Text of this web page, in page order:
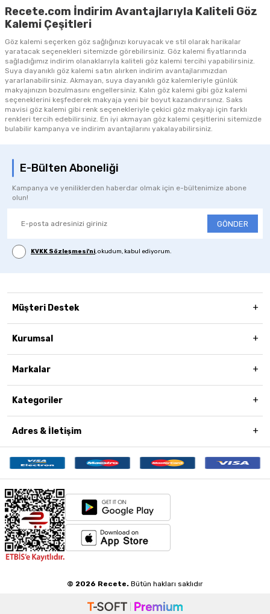
Recete.com İndirim Avantajlarıyla Kaliteli Göz
Kalemi Çeşitleri
Göz kalemi seçerken göz sağlığınızı koruyacak ve stil olarak harikalar
yaratacak seçenekleri sitemizde görebilirsiniz. Göz kalemi fiyatlarında
sağladığımız indirim olanaklarıyla kaliteli göz kalemi tercihi yapabilirsiniz.
Suya dayanıklı göz kalemi satın alırken indirim avantajlarımızdan
yararlanabilirsiniz. Akmayan, suya dayanıklı göz kalemleriyle günlük
makyajınızın bozulmasını engellersiniz. Kalın göz kalemi gibi göz kalemi
seçeneklerini keşfederek makyaja yeni bir boyut kazandırırsınız. Saks
mavisi göz kalemi gibi renk seçenekleriyle çekici göz makyajı için farklı
renkleri tercih edebilirsiniz. En iyi akmayan göz kalemi çeşitlerini sitemizde
bulabilir kampanya ve indirim avantajlarını yakalayabilirsiniz.
E-Bülten Aboneliği
Kampanya ve yeniliklerden haberdar olmak için e-bültenimize abone
olun!
GÖNDER
KVKK Sözleşmesi'ni, okudum, kabul ediyorum.
Müşteri Destek
Kurumsal
Markalar
Kategoriler
Adres & İletişim
© 2026 Recete. Bütün hakları saklıdır